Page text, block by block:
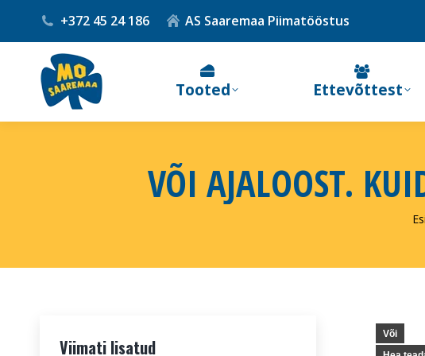
+372 45 24 186 AS Saaremaa Piimatööstus
Tooted Ettevõttest
VÕI AJALOOST.
Või
Viimati lisatud